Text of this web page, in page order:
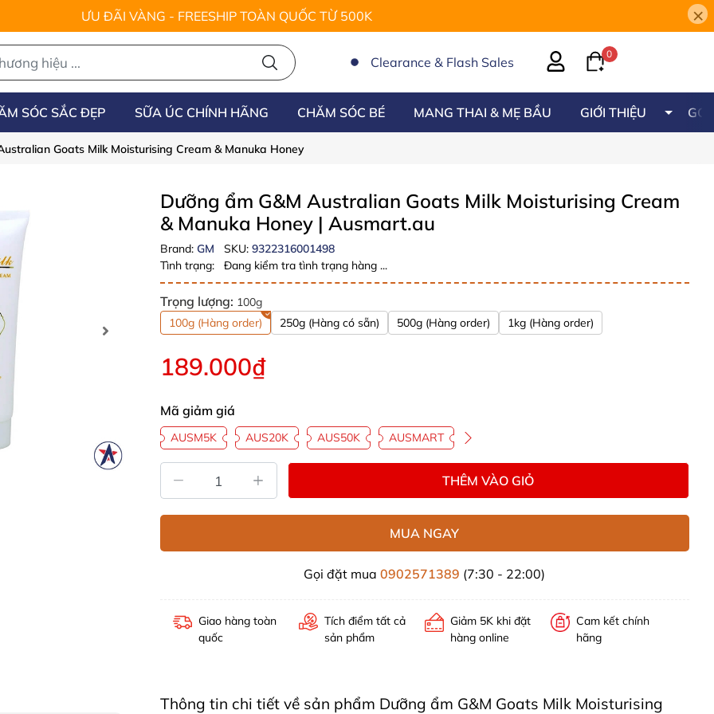
ƯU ĐÃI VÀNG - FREESHIP TOÀN QUỐC TỪ 500K ×
Clearance & Flash Sales
0
SÓC SẮC ĐẸP SỮA ÚC CHÍNH HÃNG CHĂM SÓC BÉ MANG THAI & MẸ BẦU GIỚI THIỆU
Goats Milk Moisturising Cream & Manuka Honey
Dưỡng ẩm G&M Australian Goats Milk Moisturising Cream
& Manuka Honey | Ausmart.au
Brand: GM SKU: 9322316001498
Tình trạng:
Đang kiểm tra tình trạng hàng ...
Trọng lượng: 100g
100g (Hàng order)
250g (Hàng có sẵn) 500g (Hàng order) 1kg (Hàng order)
189.000₫
Mã giảm giá
AUSM5K AUS20K AUS50K AUSMART
THÊM VÀO GIỎ
MUA NGAY
Gọi đặt mua0902571389 (7:30 - 22:00)
Giao hàng toàn
quốc
Tích điểm tất cả
sản phẩm
Giảm 5K khi đặt
hàng online
Cam kết chính
hãng
Thông tin chi tiết về sản phẩm Dưỡng ẩm G&M Goats Milk Moisturising